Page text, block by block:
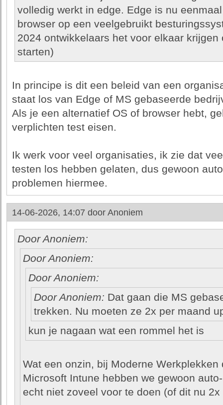
volledig werkt in edge. Edge is nu
browser op een veelgebruikt
2024 ontwikkelaars het voor elkaar
starten)
In principe is dit een beleid van een
staat los van Edge of MS gebaseerde
Als je een alternatief OS of browser hebt,
verplichten test eisen.
Ik werk voor veel organisaties, ik zie dat
testen los hebben gelaten, dus gewoon
problemen hiermee.
14-06-2026, 14:07 door Anoniem
Door Anoniem:
Door Anoniem:
Door Anoniem:
Door Anoniem: Dat gaan die MS
trekken. Nu moeten ze 2x per maand
kun je nagaan wat een rommel het is
Wat een onzin, bij Moderne
Microsoft Intune hebben we gewoon
echt niet zoveel voor te doen (of dit nu